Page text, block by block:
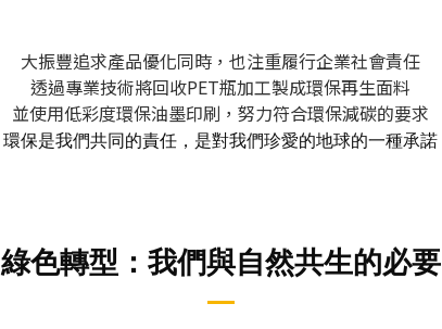
大振豐追求產品優化同時，也注重履行企業社會責任
透過專業技術將回收PET瓶加工製成環保再生面料
並使用低彩度環保油墨印刷，努力符合環保減碳的要求
環保是我們共同的責任，是對我們珍愛的地球的一種承諾
綠色轉型：我們與自然共生的必要